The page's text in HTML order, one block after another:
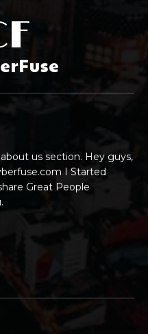
us section. Hey guys,
I Started
Great People